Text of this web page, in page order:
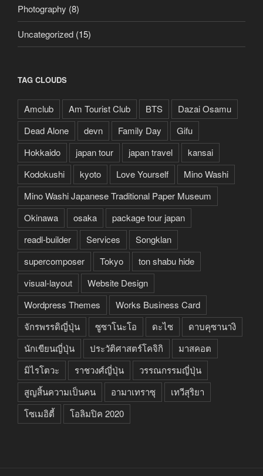
Photography (8)
Uncategorized (15)
TAG CLOUDS
Amclub Am Tourist Club BTS
Dazai Osamu
Dead Alone
devn Family Day
Gifu
Hokkaido
japan tour japan travel
kansai
Kodokushi
kyoto Love Yourself
Mino Washi
Mino Washi Japanese Traditional Paper Museum
Okinawa
osaka
package tour japan
readl-builder
Services
Songklan
supercomposer
Tokyo
ton shabu hide
visual-layout
Website Design
Wordpress Themes
Works Business Card
จักรพรรดิญี่ปุ่น
ซูซาโนะโอ ดะไซ
ดาบคุซานางิ
นักเขียนญี่ปุ่น
ประวัติศาสตร์โคจิกิ
มาสคอต
มิไรโตวะ
ราชวงศ์ญี่ปุ่น
วรรณกรรมญี่ปุ่น
สูญสิ้นความเป็นคน
อามาเทราซุ
เทวีสุริยา
โซเมอิตี้
โอลิมปิค 2020